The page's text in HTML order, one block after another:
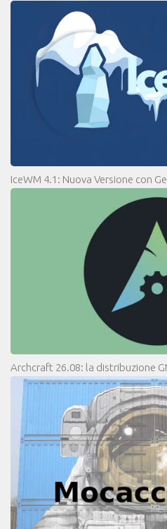
IceWM 4.1: Nuova Versione con
Archcraft 26.08: la distribuzione